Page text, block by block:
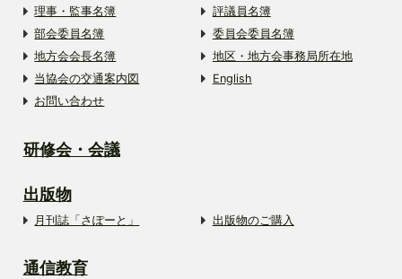
理事・監事名簿
評議員名簿
部会委員名簿
委員会委員名簿
地方会会長名簿
地区・地方会事務局所在地
当協会の交通案内図
English
お問い合わせ
研修会・会議
出版物
月刊誌「さぽーと」 出版物のご購入
通信教育